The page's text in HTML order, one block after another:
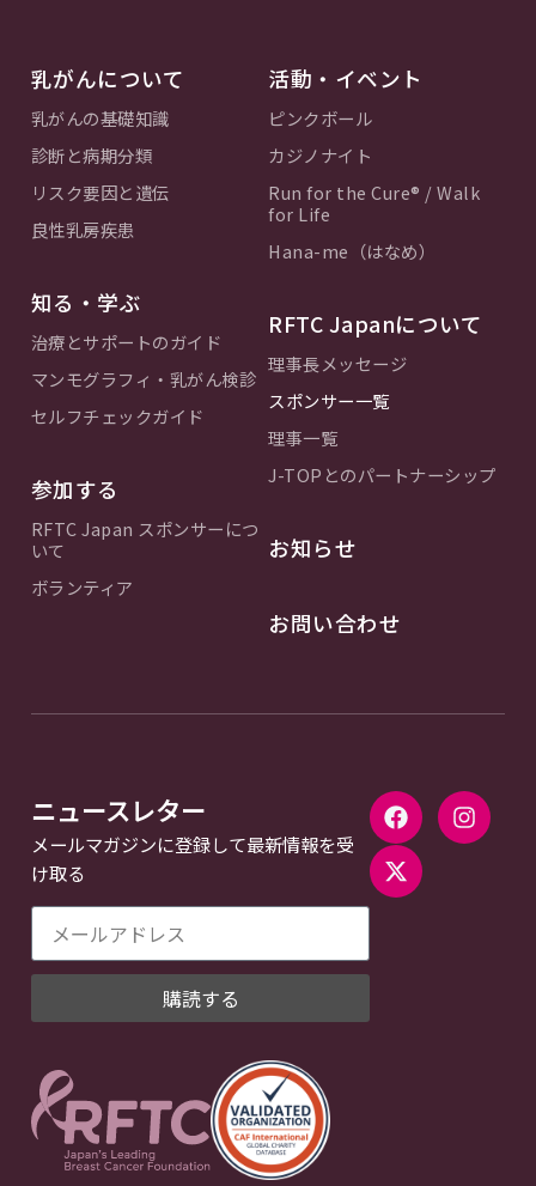
乳がんについて
乳がんの基礎知識
診断と病期分類
リスク要因と遺伝
良性乳房疾患
知る・学ぶ
治療とサポートのガイド
マンモグラフィ・乳がん検診
セルフチェックガイド
参加する
RFTC Japan スポンサーにつ
いて
ボランティア
活動・イベント
ピンクボール
カジノナイト
Run for the Cure® / Walk
for Life
Hana-me（はなめ）
RFTC Japanについて
理事長メッセージ
スポンサー一覧
理事一覧
J-TOPとのパートナーシップ
お知らせ
お問い合わせ
ニュースレター
メールマガジンに登録して最新情報を受
け取る
購読する